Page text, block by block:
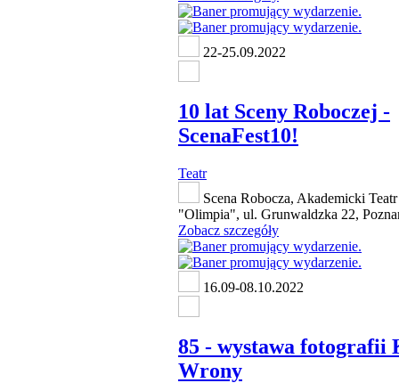
22-25.09.2022
10 lat Sceny Roboczej -
ScenaFest10!
Teatr
Scena Robocza, Akademicki
"Olimpia", ul. Grunwaldzka 22,
Zobacz szczegóły
16.09-08.10.2022
85 - wystawa fotografii
Wrony